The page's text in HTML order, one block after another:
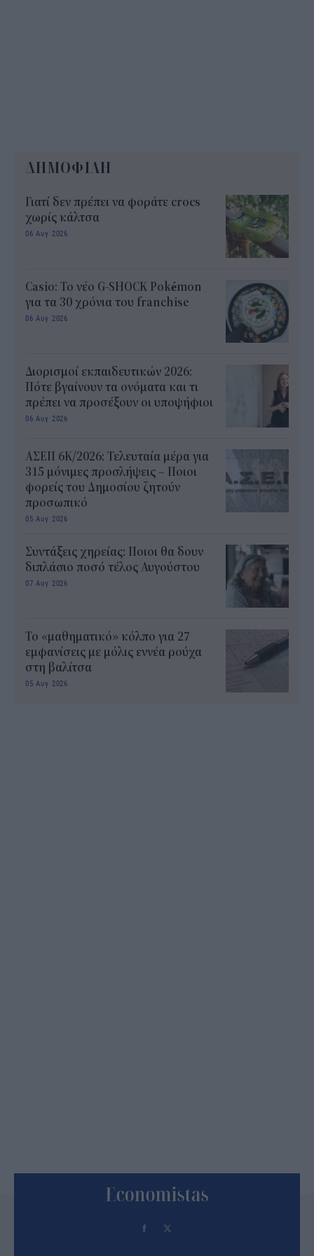
ΔΗΜΟΦΙΛΗ
Γιατί δεν πρέπει να φοράτε crocs
χωρίς κάλτσα
06 Αυγ 2026
Casio: Το νέο G-SHOCK Pokémon
για τα 30 χρόνια του franchise
06 Αυγ 2026
Διορισμοί εκπαιδευτικών 2026:
Πότε βγαίνουν τα ονόματα και τι
πρέπει να προσέξουν οι υποψήφιοι
06 Αυγ 2026
ΑΣΕΠ 6Κ/2026: Τελευταία μέρα για
315 μόνιμες προσλήψεις – Ποιοι
φορείς του Δημοσίου ζητούν
προσωπικό
05 Αυγ 2026
Συντάξεις χηρείας: Ποιοι θα δουν
διπλάσιο ποσό τέλος Αυγούστου
07 Αυγ 2026
Το «μαθηματικό» κόλπο για 27
εμφανίσεις με μόλις εννέα ρούχα
στη βαλίτσα
05 Αυγ 2026